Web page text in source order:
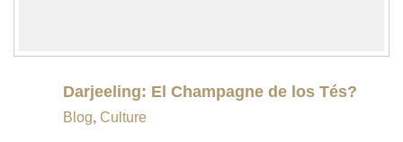
Darjeeling: El Champagne de los Tés?
Blog, Culture